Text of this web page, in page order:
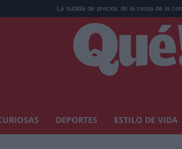
La subida de precios de la cesta de la compra regr...
DEPORTES ESTILO DE VIDA